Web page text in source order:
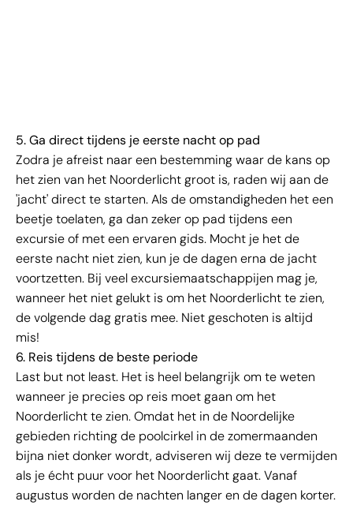
5. Ga direct tijdens je eerste nacht op pad
Zodra je afreist naar een bestemming waar de kans op
het zien van het Noorderlicht groot is, raden wij aan de
'jacht' direct te starten. Als de omstandigheden het een
beetje toelaten, ga dan zeker op pad tijdens een
excursie of met een ervaren gids. Mocht je het de
eerste nacht niet zien, kun je de dagen erna de jacht
voortzetten. Bij veel excursiemaatschappijen mag je,
wanneer het niet gelukt is om het Noorderlicht te zien,
de volgende dag gratis mee. Niet geschoten is altijd
mis!
6. Reis tijdens de beste periode
Last but not least. Het is heel belangrijk om te weten
wanneer je precies op reis moet gaan om het
Noorderlicht te zien. Omdat het in de Noordelijke
gebieden richting de poolcirkel in de zomermaanden
bijna niet donker wordt, adviseren wij deze te vermijden
als je écht puur voor het Noorderlicht gaat. Vanaf
augustus worden de nachten langer en de dagen korter.